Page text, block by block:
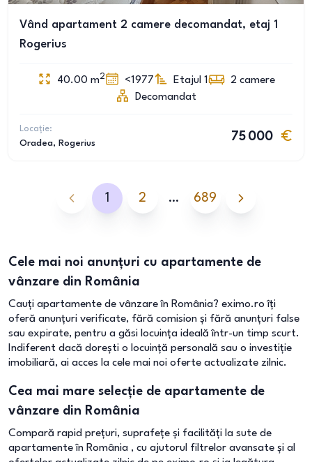
Vând apartament 2 camere decomandat, etaj 1
Rogerius
40.00 m2 <1977 Etajul 1 2 camere
Decomandat
Locație:
Oradea, Rogerius
75 000
1 2 … 689
Cele mai noi anunțuri cu apartamente de
vânzare din România
Cauți apartamente de vânzare în România? eximo.ro îți
oferă anunțuri verificate, fără comision și fără anunțuri false
sau expirate, pentru a găsi locuința ideală într-un timp scurt.
Indiferent dacă dorești o locuință personală sau o investiție
imobiliară, ai acces la cele mai noi oferte actualizate zilnic.
Cea mai mare selecție de apartamente de
vânzare din România
Compară rapid prețuri, suprafețe și facilități la sute de
apartamente în România , cu ajutorul filtrelor avansate și al